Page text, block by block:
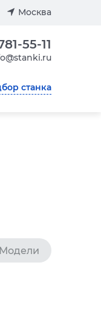
Москва
55-11
станка
Модели